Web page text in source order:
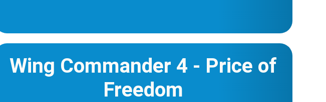
Wing Commander 4 - Price of
Freedom